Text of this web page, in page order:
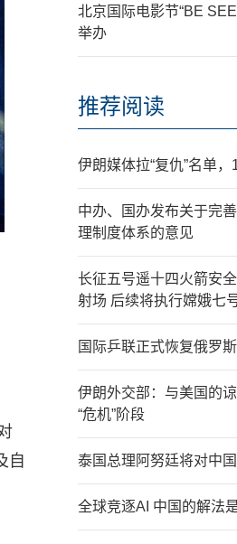
自
北京国际电影节“BE
举办
推荐阅读
伊朗媒体拉“复仇”名单，
中办、国办发布关于完
理制度体系的意见
长征五号遥十四火箭安
射场 后续将执行嫦娥七
国际乒联正式恢复俄罗
伊朗外交部：与美国的
“危机”阶段
泰国总理阿努廷将对中
全球竞逐AI 中国的解法